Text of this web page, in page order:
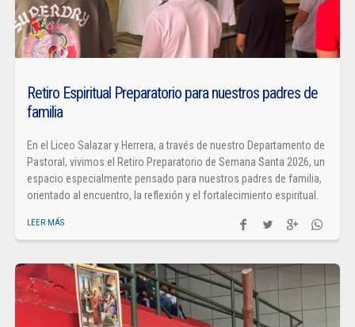
Retiro Espiritual Preparatorio para nuestros padres de
familia
En el Liceo Salazar y Herrera, a través de nuestro Departamento de
Pastoral, vivimos el Retiro Preparatorio de Semana Santa 2026, un
espacio especialmente pensado para nuestros padres de familia,
orientado al encuentro, la reflexión y el fortalecimiento espiritual.
LEER MÁS